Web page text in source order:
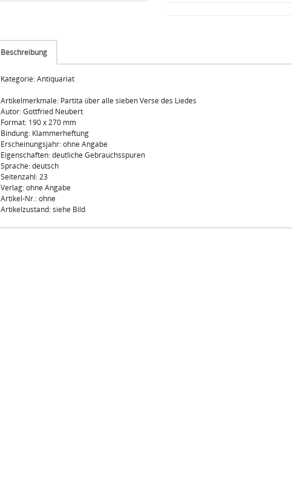
Beschreibung
Kategorie: Antiquariat
Artikelmerkmale: Partita über alle sieben Verse des Liedes
Autor: Gottfried Neubert
Format: 190 x 270 mm
Bindung: Klammerheftung
Erscheinungsjahr: ohne Angabe
Eigenschaften: deutliche Gebrauchsspuren
Sprache: deutsch
Seitenzahl: 23
Verlag: ohne Angabe
Artikel-Nr.: ohne
Artikelzustand: siehe Bild